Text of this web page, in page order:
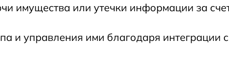
имущества или утечки информации за
и управления ими благодаря интеграции